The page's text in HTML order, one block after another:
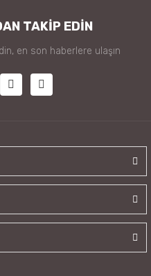
TAKİP EDİN
en son haberlere ulaşın